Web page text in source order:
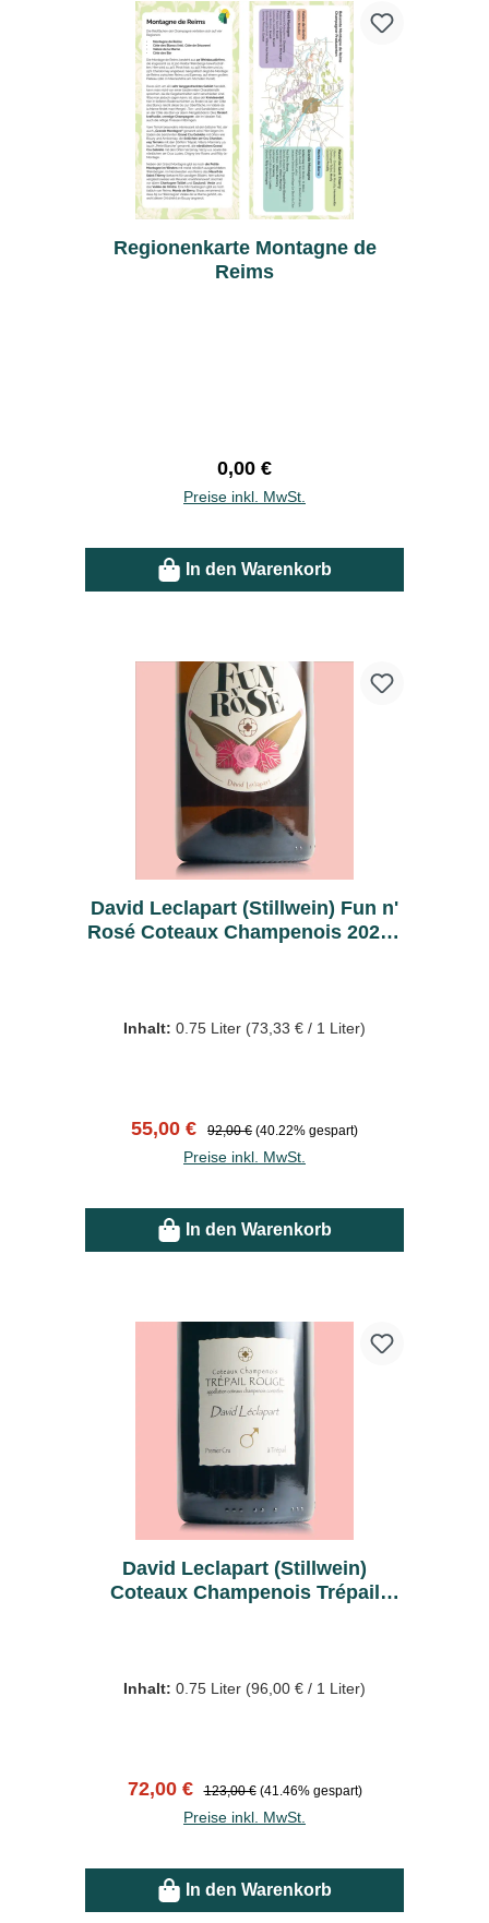
Regionenkarte Montagne de
Reims
Regulärer Preis:
0,00 €
Preise inkl. MwSt.
In den Warenkorb
David Leclapart (Stillwein) Fun n'
Rosé Coteaux Champenois 2022 -
Inhalt: 0.75 Liter (73,33 € / 1 Liter)
Verkaufspreis:
55,00 € Regulärer Preis:
92,00 € (40.22% gespart)
Preise inkl. MwSt.
In den Warenkorb
David Leclapart (Stillwein)
Coteaux Champenois Trépail
Inhalt: 0.75 Liter (96,00 € / 1 Liter)
Verkaufspreis:
72,00 € Regulärer Preis:
123,00 € (41.46% gespart)
Preise inkl. MwSt.
In den Warenkorb